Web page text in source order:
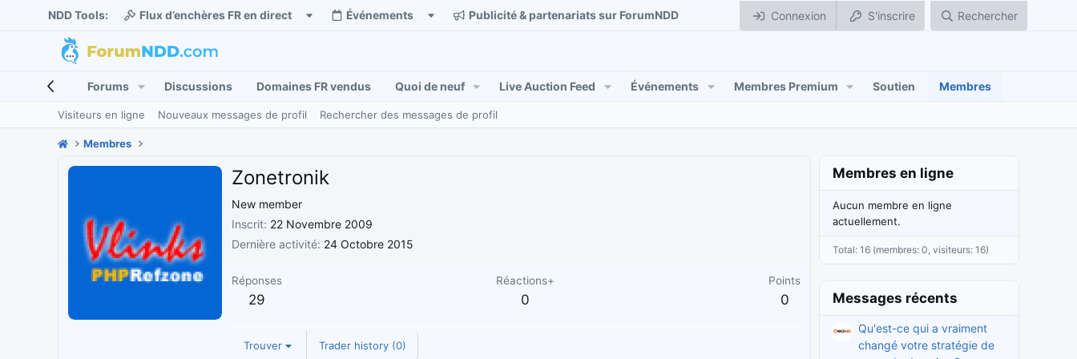
NDD Tools: Flux d’enchères FR en direct Événements Publicité & partenariats sur ForumNDD Connexion S'inscrire Rechercher
Forums Discussions Domaines FR vendus Quoi de neuf Live Auction Feed Événements Membres Premium Soutien Membres
Visiteurs en ligne Nouveaux messages de profil Rechercher des messages de profil
Membres
Zonetronik
New member
Inscrit 22 Novembre 2009
Dernière activité 24 Octobre 2015
Réponses
29
Réactions+
0
Points
0
Trouver Trader history (0)
Membres en ligne
Aucun membre en ligne
actuellement.
Total: 16 (membres: 0, visiteurs: 16)
Messages récents
Qu'est-ce qui a vraiment
changé votre stratégie de